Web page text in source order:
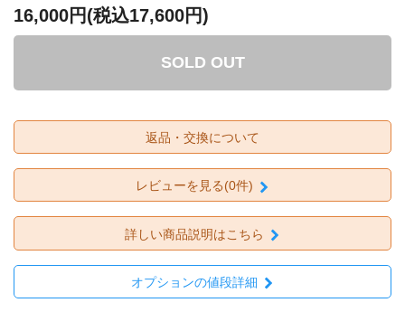
16,000円(税込17,600円)
SOLD OUT
返品・交換について
レビューを見る(0件)
詳しい商品説明はこちら
オプションの値段詳細